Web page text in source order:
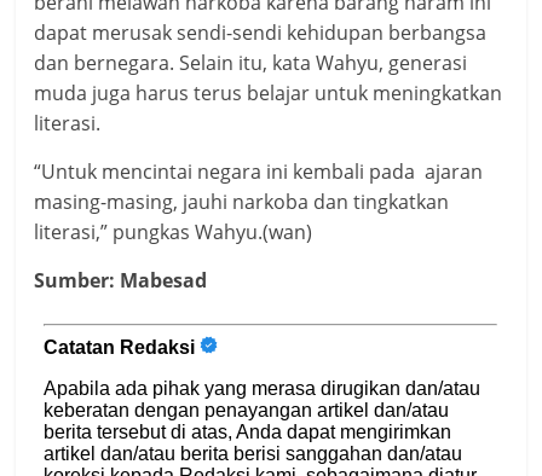
dapat merusak sendi-sendi kehidupan berbangsa
dan bernegara. Selain itu, kata Wahyu, generasi
muda juga harus terus belajar untuk meningkatkan
literasi.
“Untuk mencintai negara ini kembali pada ajaran
masing-masing, jauhi narkoba dan tingkatkan
literasi,” pungkas Wahyu.(wan)
Sumber: Mabesad